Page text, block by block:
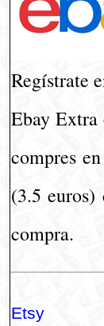
Regístrate
Ebay Extra
compres
(3.5
compra.
Etsy